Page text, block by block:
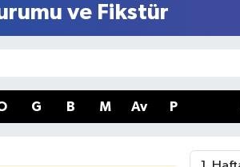
ve Fikstür
G B M Av P